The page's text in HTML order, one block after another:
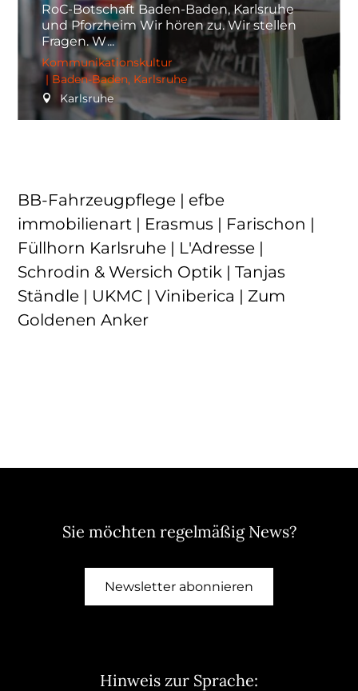
RoC-Botschaft Baden-Baden, Karlsruhe
und Pforzheim Wir hören zu. Wir stellen
Fragen. W
Kommunikationskultur
| Baden-Baden, Karlsruhe
Karlsruhe
BB-Fahrzeugpflege | efbe
immobilienart | Erasmus | Farischon |
Füllhorn Karlsruhe | L'Adresse |
Schrodin & Wersich Optik | Tanjas
Ständle | UKMC | Viniberica | Zum
Goldenen Anker
Sie möchten regelmäßig News?
Newsletter abonnieren
Hinweis zur Sprache: